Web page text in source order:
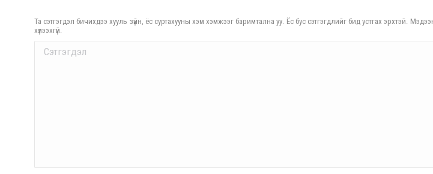
Та сэтгэгдэл бичихдээ хууль зүйн, ёс суртахууны хэм хэмжээг баримтална уу. Ёс бус сэтгэгдлийг бид устгах эрхтэй.
хүлээхгүй.
Comment